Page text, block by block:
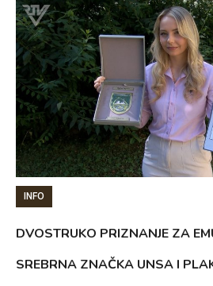
INFO
DVOSTRUKO PRIZNANJE ZA
SREBRNA ZNAČKA UNSA I